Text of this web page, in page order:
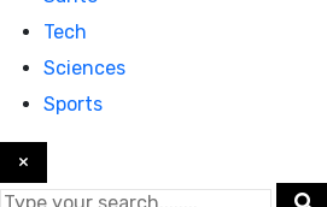
Tech
Sciences
Sports
×